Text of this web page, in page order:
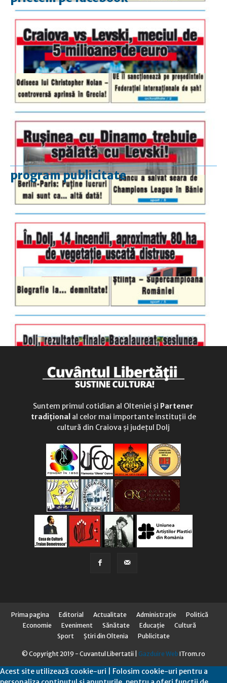
program publicitate
luni-vineri
9.00 - 17.00
duminică
9.00 - 12.00
Suntem primul cotidian al Olteniei și Partener
tradițional al celor mai importante instituții de
cultură din Craiova și județul Dolj
Prima pagina Editorial Actualitate Administraţie
Politică
Economie
Eveniment Sănătate Educaţie
Cultură
Sport
Știri din Oltenia Publicitate
© Copyright 2019 - Cuvantul Libertatii | Gazduire Web ITrom.ro
Acest site utilizează cookie-uri | Folosim cookie-uri pentru a